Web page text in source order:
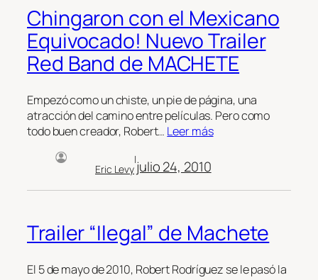
Chingaron con el Mexicano
Equivocado! Nuevo Trailer
Red Band de MACHETE
Empezó como un chiste, un pie de página, una
atracción del camino entre películas. Pero como
todo buen creador, Robert… Leer más
Eric Levy
|julio 24, 2010
Trailer “Ilegal” de Machete
El 5 de mayo de 2010, Robert Rodríguez se le pasó la